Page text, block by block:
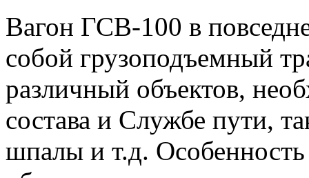
Вагон ГСВ-100 в
собой грузоподъемный
различный объектов,
состава и Службе пути,
шпалы и т.д. Особенность